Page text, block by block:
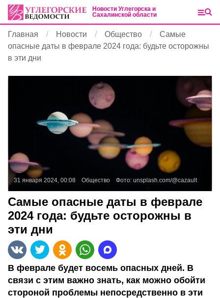
Новости Углегорска и
Сахалинской области
Главная Новости Общество
Самые
опасные даты в феврале 2024 года: будьте осторожны
в эти дни
31 января 2024, 00:08 Общество Фото: unsplash.com/@cazault
Самые опасные даты в феврале
2024 года: будьте осторожны в
эти дни
В феврале будет восемь опасных дней. В
связи с этим важно знать, как можно обойти
стороной проблемы непосредственно в эти